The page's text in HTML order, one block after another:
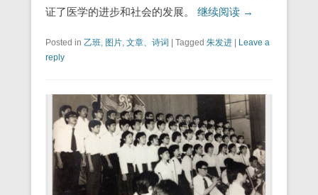
证了医学的进步和社会的发展。 继续阅读 →
Posted in 乙班, 图片, 文章、诗词 Tagged 朱发进
Leave a
reply